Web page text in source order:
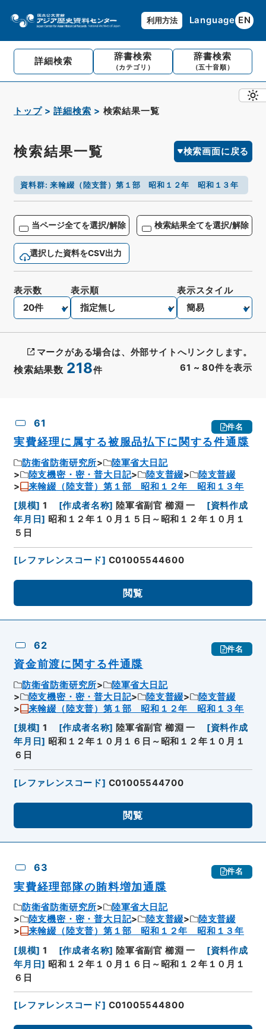
利用方法 Language EN
詳細検索 辞書検索
（カテゴリ）
辞書検索
（五十音順）
トップ 詳細検索 検索結果一覧
検索結果一覧 検索画面に戻る
資料群:来翰綴（陸支普）第１部 昭和１２年 昭和１３年
当ページ全てを選択/解除 検索結果全てを選択/解除
選択した資料をCSV出力
検索結果数 218件 61 ~ 80件を表示
表示数 表示順 表示スタイル
マークがある場合は、外部サイトへリンクします。
61 件名
実費経理に属する被服品払下に関する件通牒
防衛省防衛研究所
陸軍省大日記
陸支機密・密・普大日記
陸支普綴
陸支普綴
来翰綴（陸支普）第１部 昭和１２年 昭和１３年
[規模] 1 [作成者名称] 陸軍省副官 櫛淵 一 [資料作成
年月日] 昭和１２年１０月１５日～昭和１２年１０月１
５日
[レファレンスコード] C01005544600
閲覧
62 件名
資金前渡に関する件通牒
防衛省防衛研究所
陸軍省大日記
陸支機密・密・普大日記
陸支普綴
陸支普綴
来翰綴（陸支普）第１部 昭和１２年 昭和１３年
[規模] 1 [作成者名称] 陸軍省副官 櫛淵 一 [資料作成
年月日] 昭和１２年１０月１６日～昭和１２年１０月１
６日
[レファレンスコード] C01005544700
閲覧
63 件名
実費経理部隊の賄料増加通牒
防衛省防衛研究所
陸軍省大日記
陸支機密・密・普大日記
陸支普綴
陸支普綴
来翰綴（陸支普）第１部 昭和１２年 昭和１３年
[規模] 1 [作成者名称] 陸軍省副官 櫛淵 一 [資料作成
年月日] 昭和１２年１０月１６日～昭和１２年１０月１
６日
[レファレンスコード] C01005544800